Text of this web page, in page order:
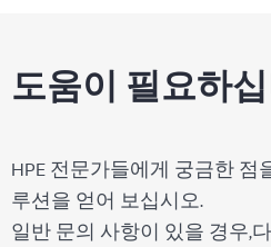
도움이 필요하
HPE 전문가들에게 궁금한 점
루션을 얻어 보십시오.
일반 문의 사항이 있을 경우,